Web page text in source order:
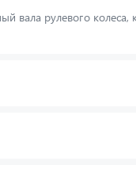
рулевого колеса,